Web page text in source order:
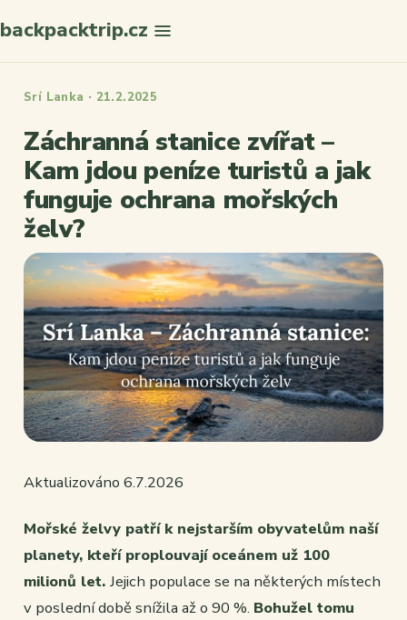
backpacktrip.cz
Srí Lanka · 21.2.2025
Záchranná stanice zvířat –
Kam jdou peníze turistů a jak
funguje ochrana mořských
želv?
Aktualizováno 6.7.2026
Mořské želvy patří k nejstarším obyvatelům naší
planety, kteří proplouvají oceánem už 100
milionů let. Jejich populace se na některých místech
v poslední době snížila až o 90 %. Bohužel tomu